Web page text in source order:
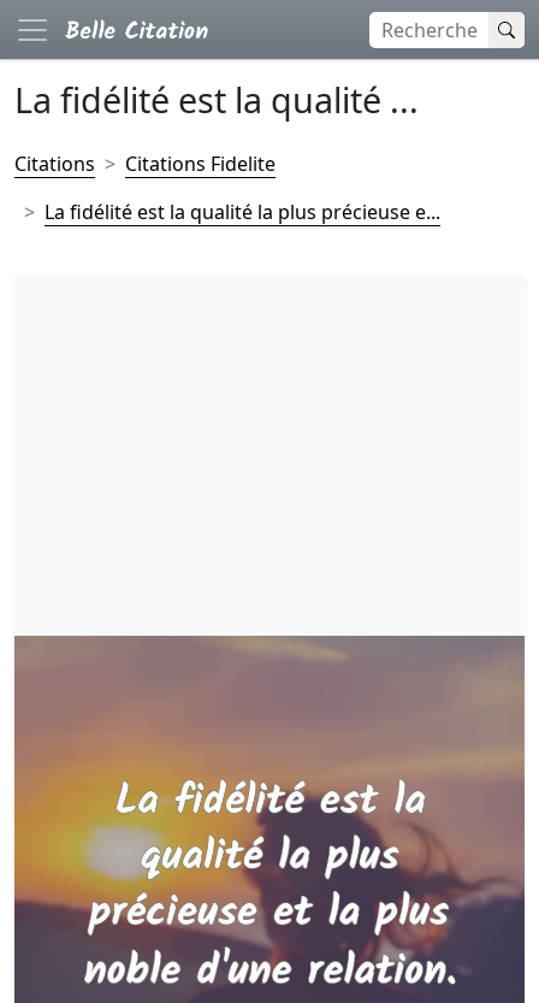
La fidélité est la qualité ...
Citations
Citations Fidelite
La fidélité est la qualité la plus précieuse e...